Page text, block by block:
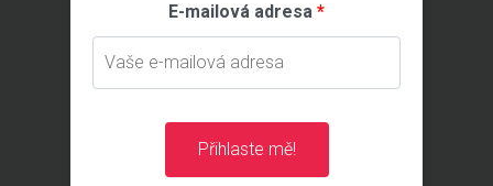
E-mailová adresa
Přihlaste mě!